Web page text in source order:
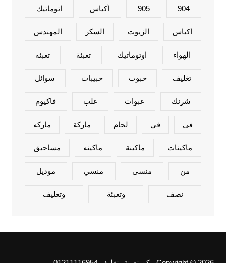
904
905 أكياس اتوماتيك
اكياس الزيوت السكر المهندس
الهواء اوتوماتيك تعبئة تعبئه
تغليف حبوب حبيبات سوائل
شرنك عبوات علب فاكيوم
فى في لحام ماركة ماركه
ماكينات ماكينة ماكينه مساحيق
من منسى منسي موديل
نصف وتعبئة وتغليف